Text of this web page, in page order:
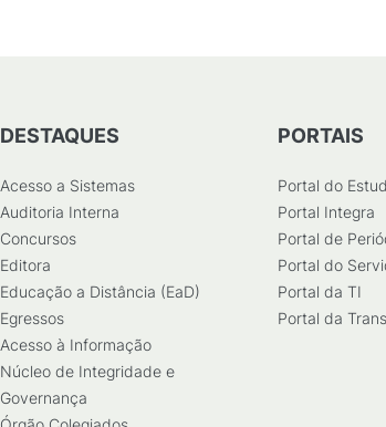
DESTAQUES
Acesso a Sistemas
Auditoria Interna
Concursos
Editora
Educação a Distância (EaD)
Egressos
Acesso à Informação
Núcleo de Integridade e
Governança
PORTAIS
Portal do
Portal Integra
Portal de
Portal do
Portal da TI
Portal da